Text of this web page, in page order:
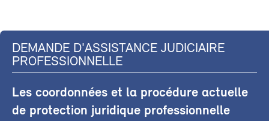
DEMANDE D'ASSISTANCE JUDICIAIRE
PROFESSIONNELLE
Les coordonnées et la procédure actuelle
de protection juridique professionnelle